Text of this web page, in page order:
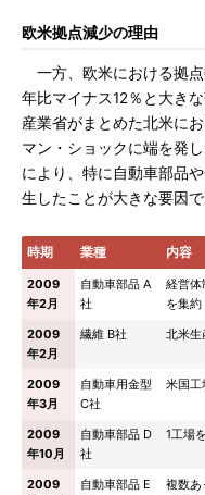
欧米拠点減少の理由
一方、欧米における拠
年比マイナス12％と大き
産業省がまとめた北米に
マン・ショックに端を発
により、特に自動車部品
生したことが大きな要因で
時期 業種 内容
2009
年2月
自動車部品 A
社
経営体
を集約
2009
年2月
繊維 B社 北米生
2009
年3月
自動車用金型
C社
米国工
2009
年10月
自動車部品 D
社
1工場
2009
自動車部品 E
複数あ